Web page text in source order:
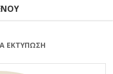
ΕΚΤΥΠΩΣΗ